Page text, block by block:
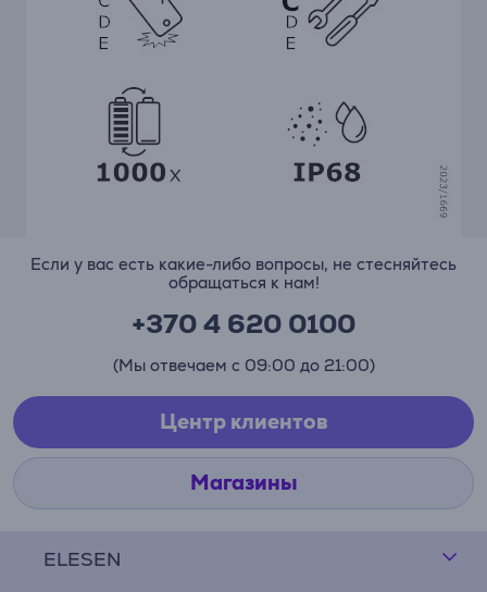
ELESEN
Если у вас есть какие-либо вопросы, не стесняйтесь
обращаться к нам!
+370 4 620 0100
(Мы отвечаем с 09:00 до 21:00)
Центр клиентов
Магазины